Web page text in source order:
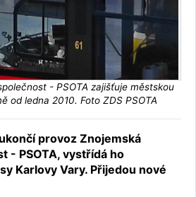
- PSOTA zajišťuje městskou
od ledna 2010. Foto ZDS PSOTA
provoz Znojemská
- PSOTA, vystřídá ho
Karlovy Vary. Přijedou nové